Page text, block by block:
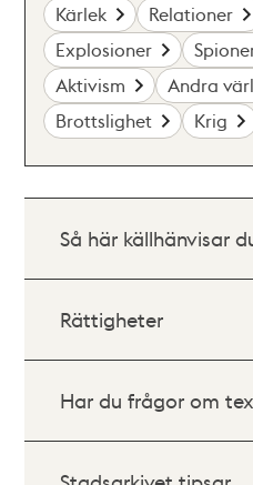
Kärlek Relationer
Explosioner
Aktivism
Andra
Brottslighet
Krig
Så här källhänvisar
Rättigheter
Har du frågor om